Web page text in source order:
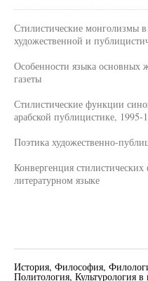
Стилистические монголизмы
художественной и
Особенности языка основных
газеты
Стилистические функции
арабской публицистике, 1995-
Поэтика художественно-
Конвергенция
литературном языке
История, Философия,
Политология, Культурология